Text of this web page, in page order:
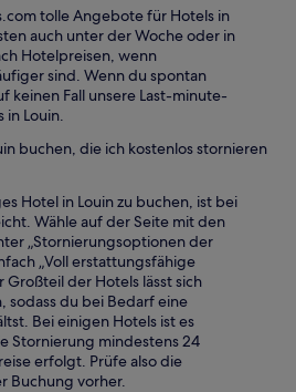
tolle Angebote für Hotels in
auch unter der Woche oder in
Hotelpreisen, wenn
sind. Wenn du spontan
keinen Fall unsere Last-minute-
in Louin.
buchen, die ich kostenlos stornieren
Hotel in Louin zu buchen, ist bei
Wähle auf der Seite mit den
„Stornierungsoptionen der
„Voll erstattungsfähige
Großteil der Hotels lässt sich
sodass du bei Bedarf eine
Bei einigen Hotels ist es
Stornierung mindestens 24
erfolgt. Prüfe also die
Buchung vorher.